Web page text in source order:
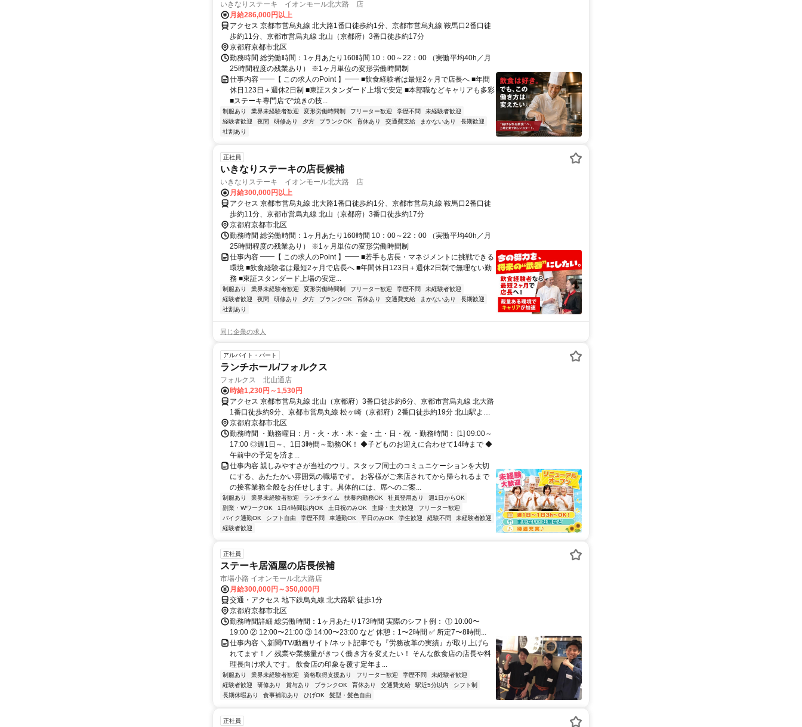
いきなりステーキ イオンモール北大路 店
月給286,000円以上
アクセス 京都市営烏丸線 北大路1番口徒歩約1分、京都市営烏丸線 鞍馬口2番口徒
歩約11分、京都市営烏丸線 北山（京都府）3番口徒歩約17分
京都府京都市北区
勤務時間 総労働時間：1ヶ月あたり160時間 10：00～22：00 （実働平均40h／月
25時間程度の残業あり） ※1ヶ月単位の変形労働時間制
仕事内容 ━━【 この求人のPoint 】━━ ■飲食経験者は最短2ヶ月で店長へ ■年間
休日123日＋週休2日制 ■東証スタンダード上場で安定 ■本部職などキャリアも多彩
■ステーキ専門店で“焼きの技...
制服あり 業界未経験者歓迎 変形労働時間制 フリーター歓迎 学歴不問
未経験者歓迎
経験者歓迎
夜間 研修あり 夕方 ブランクOK 育休あり 交通費支給 まかないあり
長期歓迎
社割あり
正社員
いきなりステーキの店長候補
いきなりステーキ イオンモール北大路 店
月給300,000円以上
アクセス 京都市営烏丸線 北大路1番口徒歩約1分、京都市営烏丸線 鞍馬口2番口徒
歩約11分、京都市営烏丸線 北山（京都府）3番口徒歩約17分
京都府京都市北区
勤務時間 総労働時間：1ヶ月あたり160時間 10：00～22：00 （実働平均40h／月
25時間程度の残業あり） ※1ヶ月単位の変形労働時間制
仕事内容 ━━【 この求人のPoint 】━━ ■若手も店長・マネジメントに挑戦できる
環境 ■飲食経験者は最短2ヶ月で店長へ ■年間休日123日＋週休2日制で無理ない勤
務 ■東証スタンダード上場の安定...
制服あり 業界未経験者歓迎 変形労働時間制 フリーター歓迎 学歴不問
未経験者歓迎
経験者歓迎
夜間 研修あり 夕方 ブランクOK 育休あり 交通費支給 まかないあり
長期歓迎
社割あり
同じ企業の求人
アルバイト・パート
ランチホール/フォルクス
フォルクス 北山通店
時給1,230円～1,530円
アクセス 京都市営烏丸線 北山（京都府）3番口徒歩約6分、京都市営烏丸線 北大路
1番口徒歩約9分、京都市営烏丸線 松ヶ崎（京都府）2番口徒歩約19分 北山駅より
徒歩で約8分、または、北山橋東詰バス停より徒歩で約１分
京都府京都市北区
勤務時間 ・勤務曜日：月・火・水・木・金・土・日・祝 ・勤務時間： [1] 09:00～
17:00 ◎週1日～、1日3時間～勤務OK！ ◆子どものお迎えに合わせて14時まで ◆
午前中の予定を済ま...
仕事内容 親しみやすさが当社のウリ。スタッフ同士のコミュニケーションを大切
にする、あたたかい雰囲気の職場です。 お客様がご来店されてから帰られるまで
の接客業務全般をお任せします。具体的には、席へのご案...
制服あり 業界未経験者歓迎 ランチタイム 扶養内勤務OK 社員登用あり
週1日からOK
副業・WワークOK
1日4時間以内OK 土日祝のみOK 主婦・主夫歓迎
フリーター歓迎
バイク通勤OK
シフト自由 学歴不問 車通勤OK 平日のみOK 学生歓迎 経験不問
未経験者歓迎
経験者歓迎
正社員
ステーキ居酒屋の店長候補
市場小路 イオンモール北大路店
月給300,000円～350,000円
交通・アクセス 地下鉄烏丸線 北大路駅 徒歩1分
京都府京都市北区
勤務時間詳細 総労働時間：1ヶ月あたり173時間 実際のシフト例： ① 10:00〜
19:00 ② 12:00〜21:00 ③ 14:00〜23:00 など 休憩：1〜2時間 ✅️ 所定7〜8時間...
仕事内容 ＼新聞/TV/動画サイト/ネット記事でも『労務改革の実績』が取り上げら
れてます！／ 残業や業務量がきつく働き方を変えたい！ そんな飲食店の店長や料
理長向け求人です。 飲食店の印象を覆す定年ま...
制服あり 業界未経験者歓迎 資格取得支援あり フリーター歓迎 学歴不問
未経験者歓迎
経験者歓迎
研修あり 賞与あり ブランクOK 育休あり 交通費支給 駅近5分以内
シフト制
長期休暇あり
食事補助あり ひげOK 髪型・髪色自由
正社員